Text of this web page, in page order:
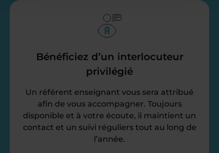
Bénéficiez d’un interlocuteur
privilégié
Un référent enseignant vous sera attribué
afin de vous accompagner. Toujours
disponible et à votre écoute, il maintient un
contact et un suivi réguliers tout au long de
l’année.